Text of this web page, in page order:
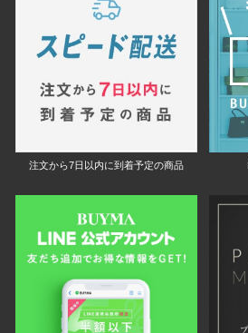
注文から7日以内に到着予定の商品